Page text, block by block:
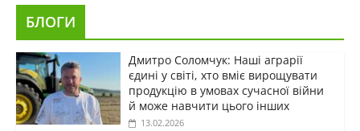
БЛОГИ
Дмитро Соломчук: Наші аграрії
єдині у світі, хто вміє вирощувати
продукцію в умовах сучасної війни
й може навчити цього інших
13.02.2026